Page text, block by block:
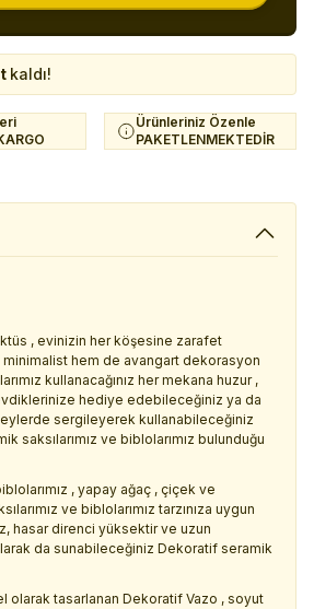
kaldı!
Ürünleriniz Özenle
PAKETLENMEKTEDİR
, evinizin her köşesine zarafet
hem de avangart dekorasyon
kullanacağınız her mekana huzur ,
hediye edebileceğiniz ya da
sergileyerek kullanabileceğiniz
saksılarımız ve biblolarımız bulunduğu
, yapay ağaç , çiçek ve
ve biblolarımız tarzınıza uygun
hasar direnci yüksektir ve uzun
da sunabileceğiniz Dekoratif seramik
tasarlanan Dekoratif Vazo , soyut